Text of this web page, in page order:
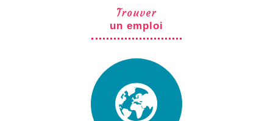
Trouver
un emploi